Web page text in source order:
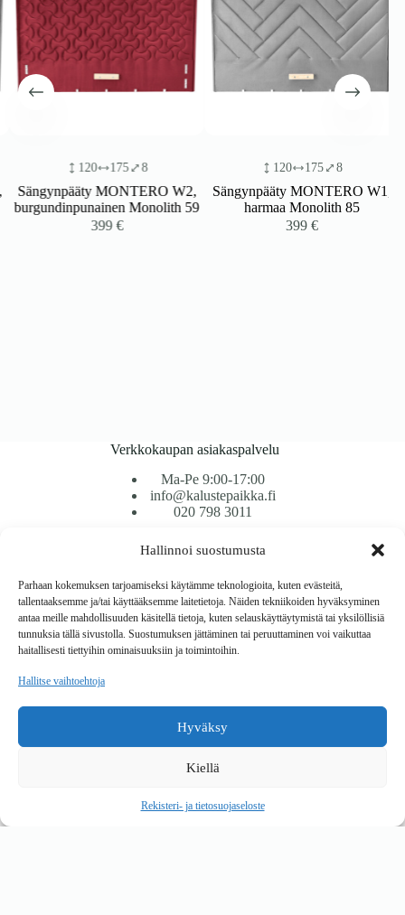
Hallinnoi suostumusta
Parhaan kokemuksen tarjoamiseksi käytämme teknologioita, kuten evästeitä,
tallentaaksemme ja/tai käyttääksemme laitetietoja. Näiden tekniikoiden hyväksyminen
antaa meille mahdollisuuden käsitellä tietoja, kuten selauskäyttäytymistä tai yksilöllisiä
tunnuksia tällä sivustolla. Suostumuksen jättäminen tai peruuttaminen voi vaikuttaa
haitallisesti tiettyihin ominaisuuksiin ja toimintoihin.
Hallitse vaihtoehtoja
Hyväksy
Kiellä
Rekisteri- ja tietosuojaseloste
120 175 8
Sängynpääty MONTERO W2,
burgundinpunainen Monolith 59
399€
120 175 8
Sängynpääty MONTERO W1,
harmaa Monolith 85
399€
Verkkokaupan asiakaspalvelu
Ma-Pe 9:00-17:00
info@kalustepaikka.fi
020 798 3011
Tavarantoimitus / Maksutavat
Toimitustavat
Maksutavat
Vaihto ja palautus
Reklamaatiot
Copyright © 2026 Kalustepaikka